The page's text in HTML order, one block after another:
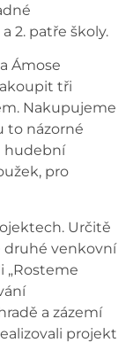
2. patře školy.
Ámose
tři
Nakupujeme
to názorné
hudební
pro
Určitě
druhé venkovní
„Rosteme
a zázemí
projekt